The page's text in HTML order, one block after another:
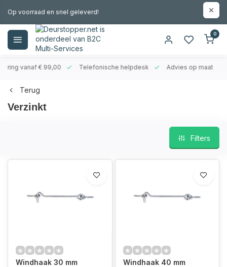
Op voorraad en snel geleverd!
0
vanaf € 99,00 Telefonische helpdesk Advies op maat
Terug
Verzinkt
Filters
Windhaak 30 mm
Windhaak 40 mm